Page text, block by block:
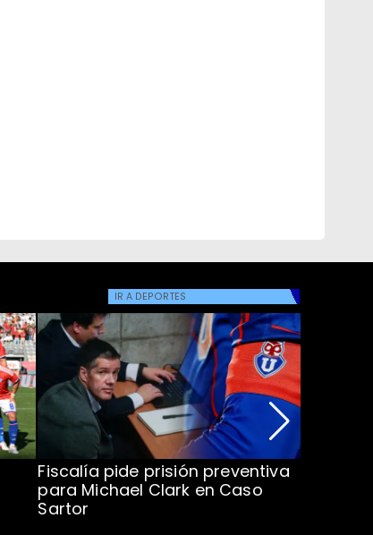
IR A DEPORTES
Fiscalía pide prisión preventiva
para Michael Clark en Caso
Sartor